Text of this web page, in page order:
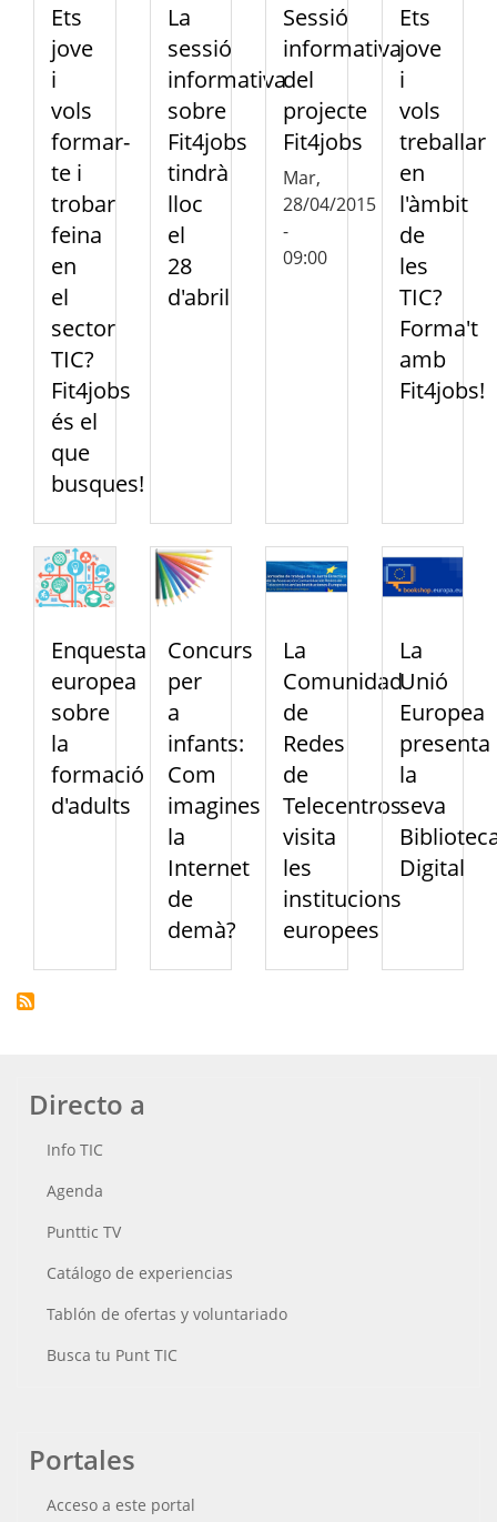
Ets
jove
i
vols
formar-
te i
trobar
feina
en
el
sector
TIC?
Fit4jobs
és el
que
busques!
La
sessió
informativa
sobre
Fit4jobs
tindrà
lloc
el
28
d'abril
Sessió
informativa
del
projecte
Fit4jobs
Mar,
28/04/2015
-
09:00
Ets
jove
i
vols
treballar
en
l'àmbit
de
les
TIC?
Forma't
amb
Fit4jobs!
Enquesta
europea
sobre
la
formació
d'adults
Concurs
per
a
infants:
Com
imagines
la
Internet
de
demà?
La
Comunidad
de
Redes
de
Telecentros
visita
les
institucions
europees
La
Unió
Europea
presenta
la
seva
Digital
Directo a
Info TIC
Agenda
Punttic TV
Catálogo de experiencias
Tablón de ofertas y voluntariado
Busca tu Punt TIC
Portales
Acceso a este portal